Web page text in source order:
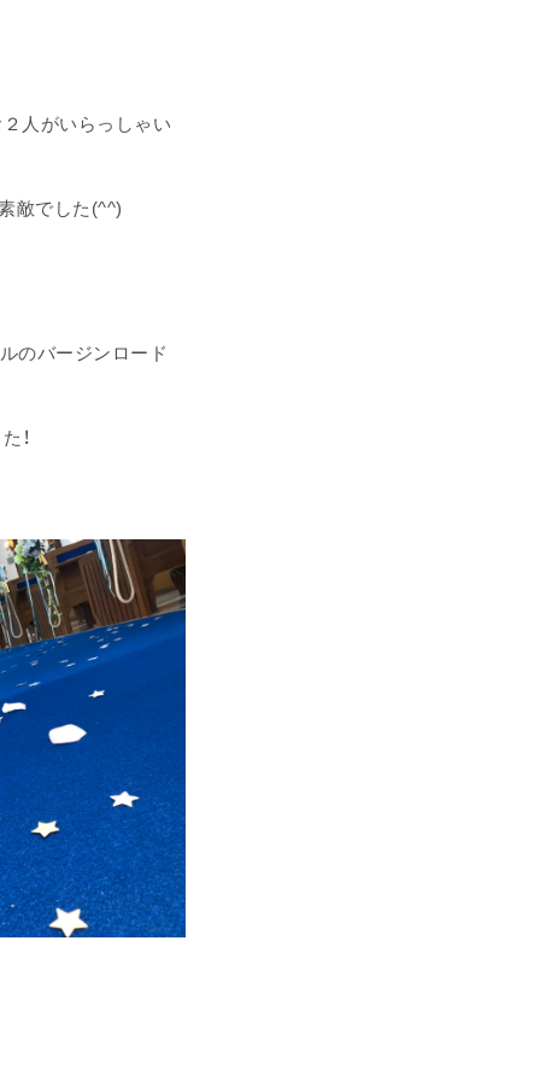
人がいらっしゃい
敵でした(^^)
のバージンロード
！